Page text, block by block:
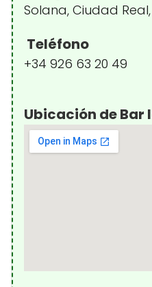
Solana, Ciudad
Teléfono
+34 926 63 20 49
Ubicación de Bar